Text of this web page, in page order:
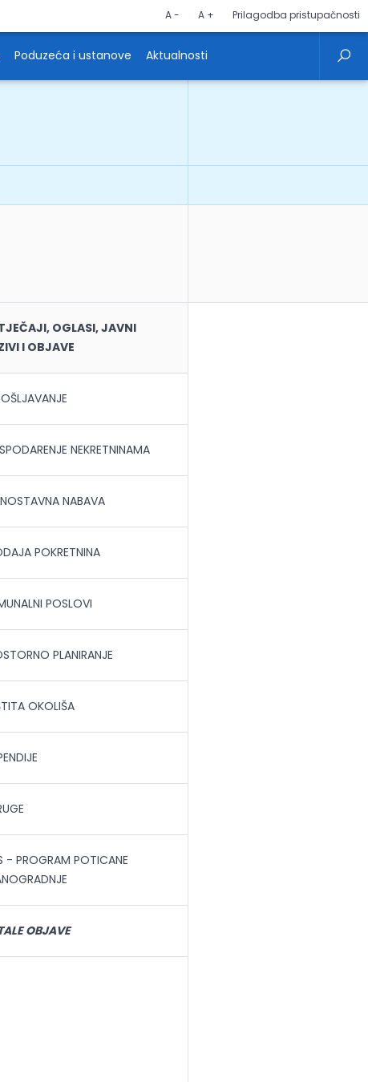
A - A + Prilagodba pristupačnosti
Poduzeća i ustanove Aktualnosti
OGLASI, JAVNI
I OBJAVE
NEKRETNINAMA
NABAVA
POKRETNINA
POSLOVI
PLANIRANJE
OKOLIŠA
- PROGRAM POTICANE
OBJAVE